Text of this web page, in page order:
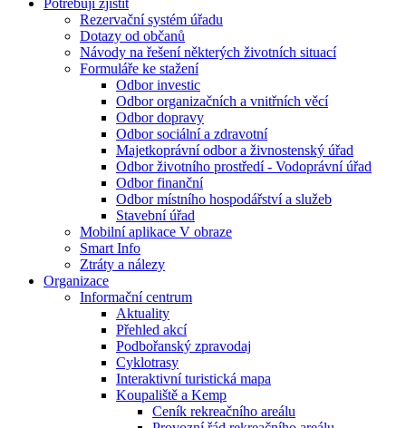
Potřebuji zjistit
Rezervační systém úřadu
Dotazy od občanů
Návody na řešení některých životních situací
Formuláře ke stažení
Odbor investic
Odbor organizačních a vnitřních věcí
Odbor dopravy
Odbor sociální a zdravotní
Majetkoprávní odbor a živnostenský úřad
Odbor životního prostředí - Vodoprávní úřad
Odbor finanční
Odbor místního hospodářství a služeb
Stavební úřad
Mobilní aplikace V obraze
Smart Info
Ztráty a nálezy
Organizace
Informační centrum
Aktuality
Přehled akcí
Podbořanský zpravodaj
Cyklotrasy
Interaktivní turistická mapa
Koupaliště a Kemp
Ceník rekreačního areálu